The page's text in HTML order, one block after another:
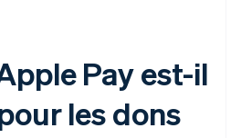
Pay est-il
les dons